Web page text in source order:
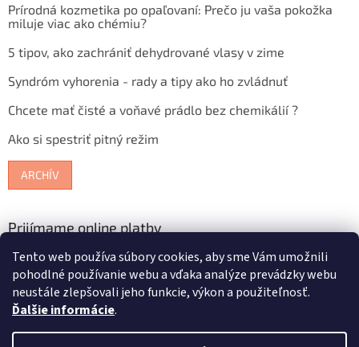
Tento web používa súbory cookies, aby sme Vám umožnili
pohodlné používanie webu a vďaka analýze prevádzky webu
neustále zlepšovali jeho funkcie, výkon a použiteľnosť.
Ďalšie informácie.
Prírodná kozmetika po opaľovaní: Prečo ju vaša pokožka
miluje viac ako chémiu?
5 tipov, ako zachrániť dehydrované vlasy v zime
Syndróm vyhorenia - rady a tipy ako ho zvládnuť
Chcete mať čisté a voňavé prádlo bez chemikálií ?
Ako si spestriť pitný režim
ARCHÍV
Prijímame online platby